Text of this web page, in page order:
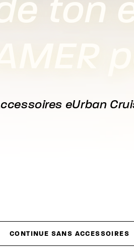
ton
eUrban
CONTINUE SANS ACCESSOIRES